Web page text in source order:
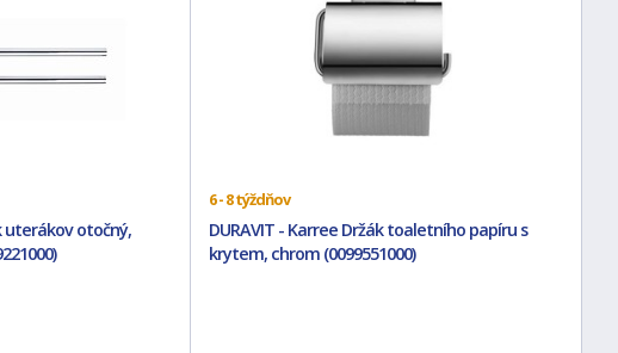
uterákov otočný,
6 - 8 týždňov
DURAVIT - Karree Držák toaletního papíru s
krytem, chrom (0099551000)